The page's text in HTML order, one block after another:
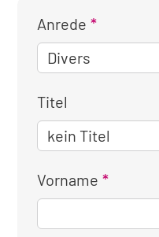
Anrede
Titel
Vorname